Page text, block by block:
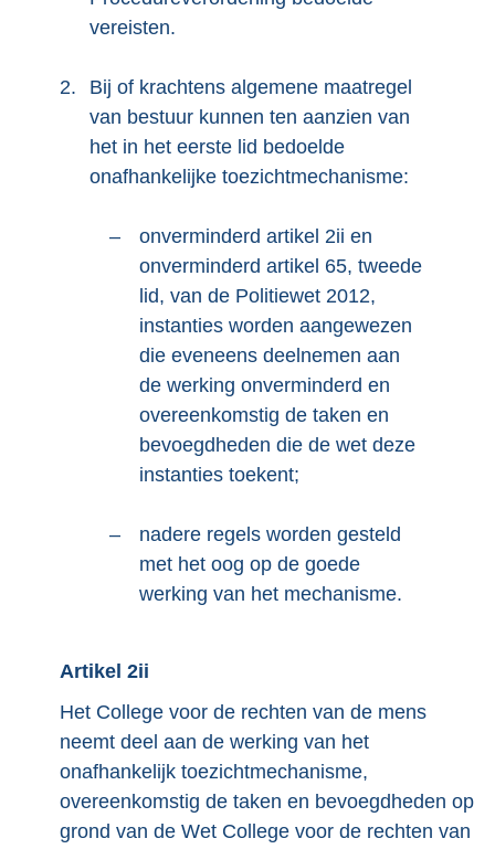
vereisten.
2.
Bij of krachtens algemene maatregel
van bestuur kunnen ten aanzien van
het in het eerste lid bedoelde
onafhankelijke toezichtmechanisme:
–
onverminderd artikel 2ii en
onverminderd artikel 65, tweede
lid, van de Politiewet 2012,
instanties worden aangewezen
die eveneens deelnemen aan
de werking onverminderd en
overeenkomstig de taken en
bevoegdheden die de wet deze
instanties toekent;
–
nadere regels worden gesteld
met het oog op de goede
werking van het mechanisme.
Artikel 2ii
Het College voor de rechten van de mens
neemt deel aan de werking van het
onafhankelijk toezichtmechanisme,
overeenkomstig de taken en bevoegdheden op
grond van de Wet College voor de rechten van